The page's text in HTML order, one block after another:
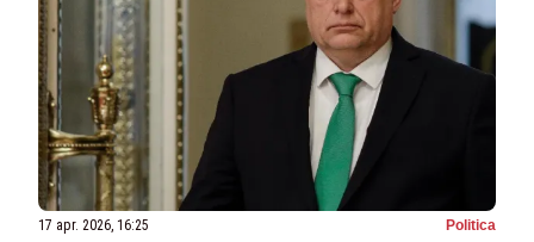
17 apr. 2026, 16:25 Politica